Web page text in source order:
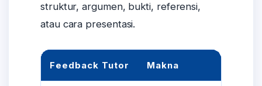
struktur, argumen, bukti, referensi,
atau cara presentasi.
Feedback Tutor Makna